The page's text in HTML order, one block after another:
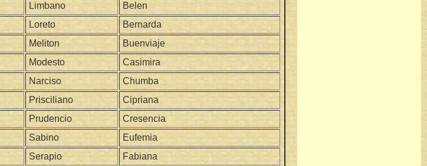
Limbano
Belen
Loreto
Bernarda
Meliton
Buenviaje
Modesto
Casimira
Narciso
Chumba
Prisciliano
Cipriana
Prudencio
Cresencia
Sabino
Eufemia
Serapio
Fabiana